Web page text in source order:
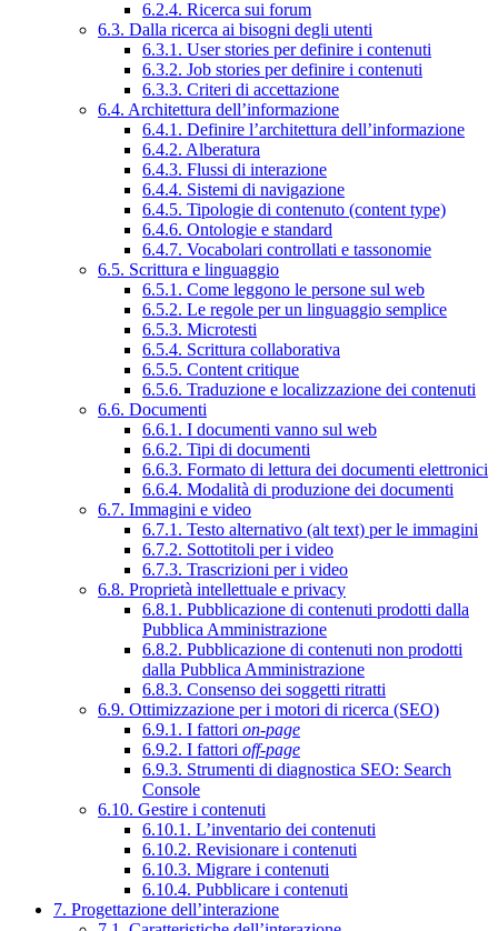
6.2.4. Ricerca sui forum
6.3. Dalla ricerca ai bisogni degli utenti
6.3.1. User stories per definire i contenuti
6.3.2. Job stories per definire i contenuti
6.3.3. Criteri di accettazione
6.4. Architettura dell’informazione
6.4.1. Definire l’architettura dell’informazione
6.4.2. Alberatura
6.4.3. Flussi di interazione
6.4.4. Sistemi di navigazione
6.4.5. Tipologie di contenuto (content type)
6.4.6. Ontologie e standard
6.4.7. Vocabolari controllati e tassonomie
6.5. Scrittura e linguaggio
6.5.1. Come leggono le persone sul web
6.5.2. Le regole per un linguaggio semplice
6.5.3. Microtesti
6.5.4. Scrittura collaborativa
6.5.5. Content critique
6.5.6. Traduzione e localizzazione dei contenuti
6.6. Documenti
6.6.1. I documenti vanno sul web
6.6.2. Tipi di documenti
6.6.3. Formato di lettura dei documenti elettronici
6.6.4. Modalità di produzione dei documenti
6.7. Immagini e video
6.7.1. Testo alternativo (alt text) per le immagini
6.7.2. Sottotitoli per i video
6.7.3. Trascrizioni per i video
6.8. Proprietà intellettuale e privacy
6.8.1. Pubblicazione di contenuti prodotti dalla
Pubblica Amministrazione
6.8.2. Pubblicazione di contenuti non prodotti
dalla Pubblica Amministrazione
6.8.3. Consenso dei soggetti ritratti
6.9. Ottimizzazione per i motori di ricerca (SEO)
6.9.1. I fattori on-page
6.9.2. I fattori off-page
6.9.3. Strumenti di diagnostica SEO: Search
Console
6.10. Gestire i contenuti
6.10.1. L’inventario dei contenuti
6.10.2. Revisionare i contenuti
6.10.3. Migrare i contenuti
6.10.4. Pubblicare i contenuti
7. Progettazione dell’interazione